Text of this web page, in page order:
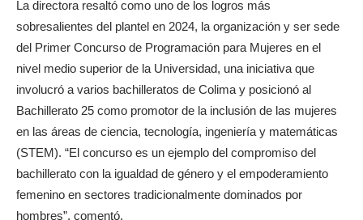
La directora resaltó como uno de los logros más
sobresalientes del plantel en 2024, la organización y ser sede
del Primer Concurso de Programación para Mujeres en el
nivel medio superior de la Universidad, una iniciativa que
involucró a varios bachilleratos de Colima y posicionó al
Bachillerato 25 como promotor de la inclusión de las mujeres
en las áreas de ciencia, tecnología, ingeniería y matemáticas
(STEM). “El concurso es un ejemplo del compromiso del
bachillerato con la igualdad de género y el empoderamiento
femenino en sectores tradicionalmente dominados por
hombres”, comentó.